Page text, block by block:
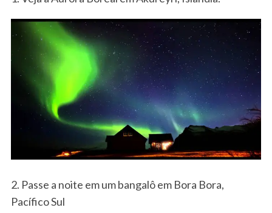
2. Passe a noite em um bangalô em Bora Bora,
Pacífico Sul